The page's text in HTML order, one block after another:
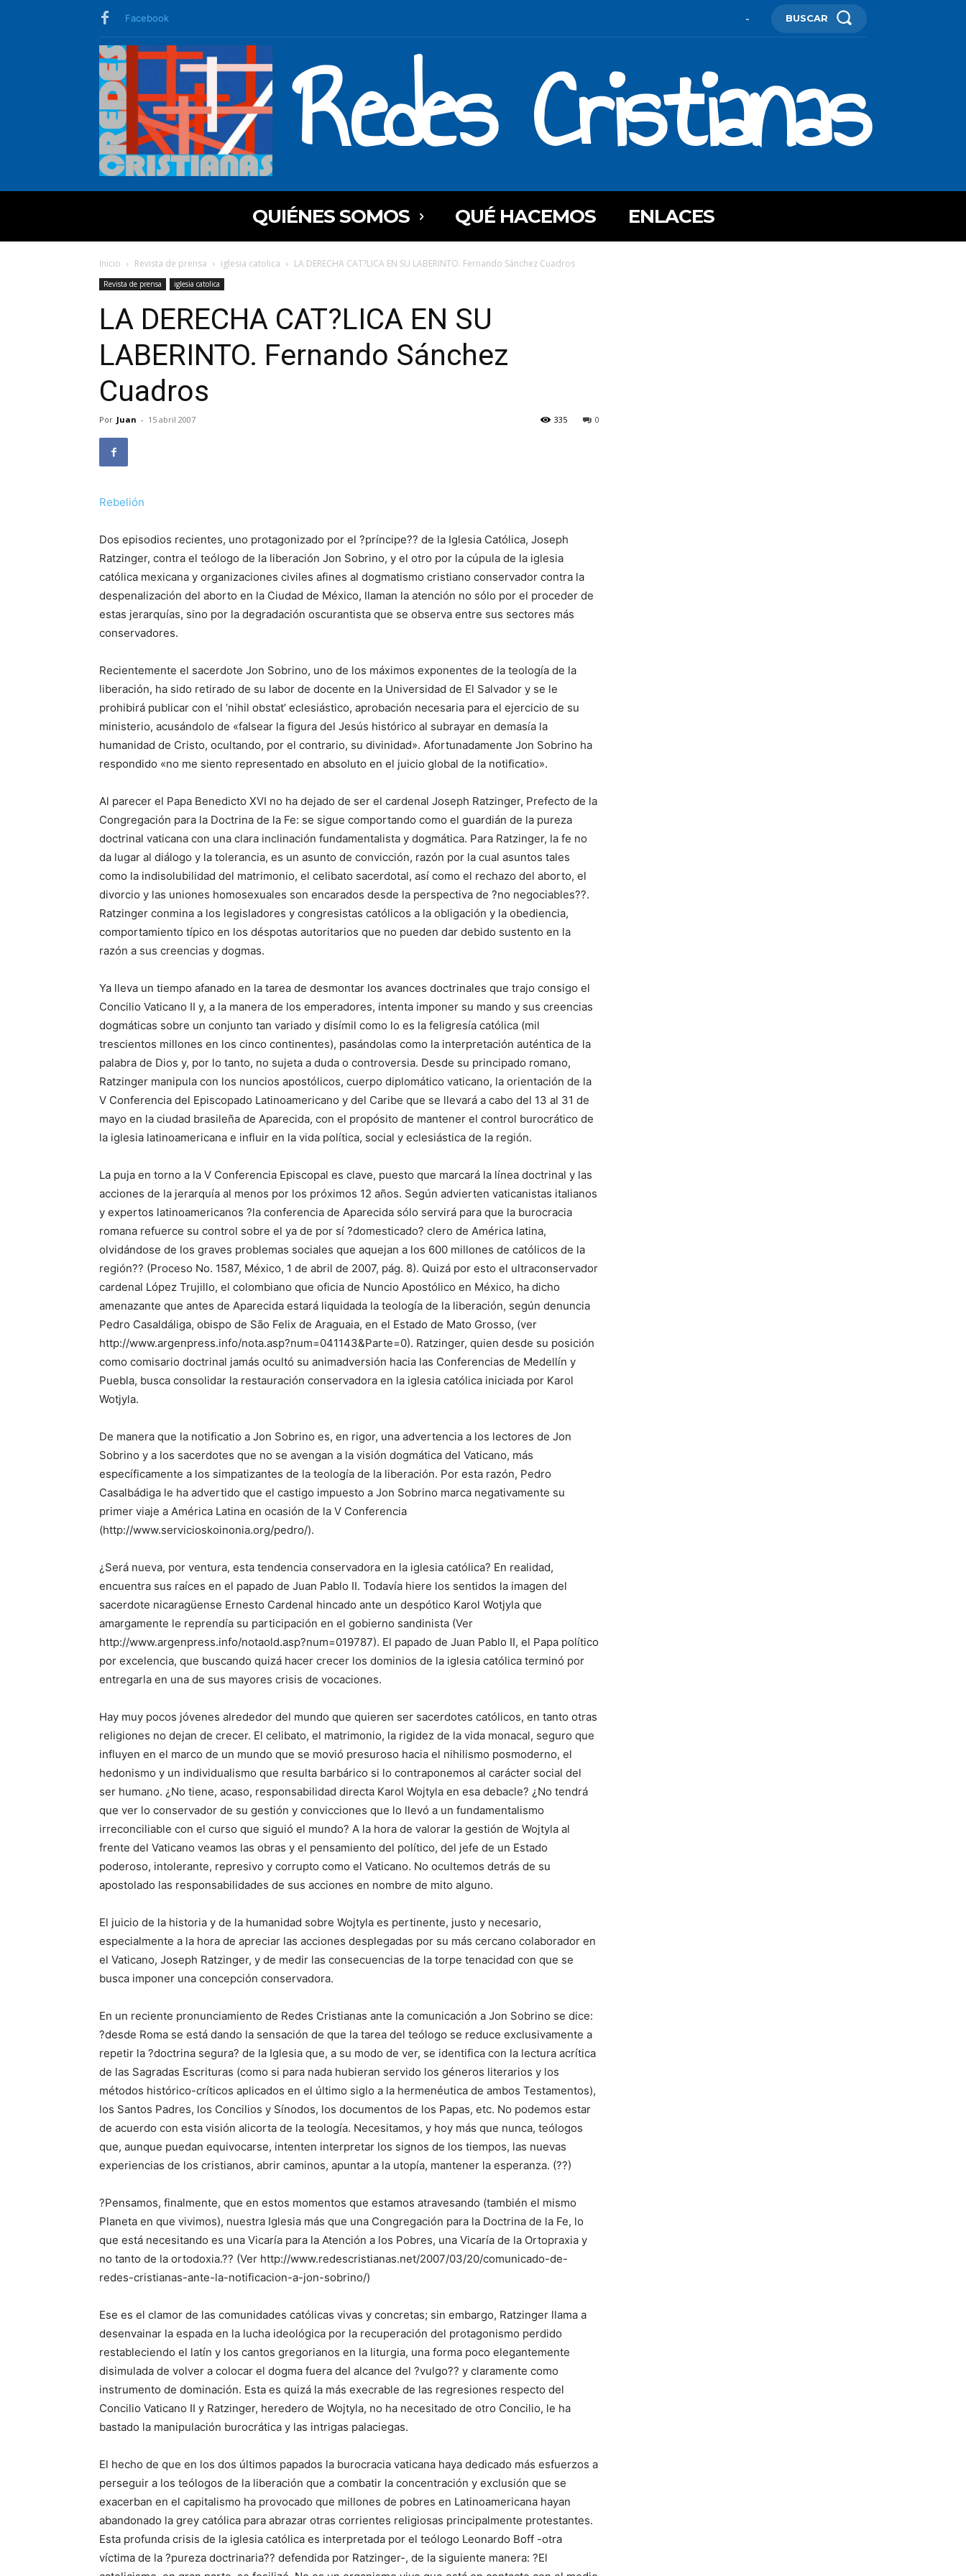
Facebook - BUSCAR
Redes Cristianas
QUIÉNES SOMOS QUÉ HACEMOS ENLACES
Inicio Revista de prensa iglesia catolica LA DERECHA CAT?LICA EN SU LABERINTO. Fernando Sánchez Cuadros
Revista de prensa iglesia catolica
LA DERECHA CAT?LICA EN SU
LABERINTO. Fernando Sánchez
Cuadros
Por Juan - 15 abril 2007 0
335
Rebelión
Dos episodios recientes, uno protagonizado por el ?príncipe?? de la Iglesia Católica, Joseph
Ratzinger, contra el teólogo de la liberación Jon Sobrino, y el otro por la cúpula de la iglesia
católica mexicana y organizaciones civiles afines al dogmatismo cristiano conservador contra la
despenalización del aborto en la Ciudad de México, llaman la atención no sólo por el proceder de
estas jerarquías, sino por la degradación oscurantista que se observa entre sus sectores más
conservadores.
Recientemente el sacerdote Jon Sobrino, uno de los máximos exponentes de la teología de la
liberación, ha sido retirado de su labor de docente en la Universidad de El Salvador y se le
prohibirá publicar con el ‘nihil obstat’ eclesiástico, aprobación necesaria para el ejercicio de su
ministerio, acusándolo de «falsear la figura del Jesús histórico al subrayar en demasía la
humanidad de Cristo, ocultando, por el contrario, su divinidad». Afortunadamente Jon Sobrino ha
respondido «no me siento representado en absoluto en el juicio global de la notificatio».
Al parecer el Papa Benedicto XVI no ha dejado de ser el cardenal Joseph Ratzinger, Prefecto de la
Congregación para la Doctrina de la Fe: se sigue comportando como el guardián de la pureza
doctrinal vaticana con una clara inclinación fundamentalista y dogmática. Para Ratzinger, la fe no
da lugar al diálogo y la tolerancia, es un asunto de convicción, razón por la cual asuntos tales
como la indisolubilidad del matrimonio, el celibato sacerdotal, así como el rechazo del aborto, el
divorcio y las uniones homosexuales son encarados desde la perspectiva de ?no negociables??.
Ratzinger conmina a los legisladores y congresistas católicos a la obligación y la obediencia,
comportamiento típico en los déspotas autoritarios que no pueden dar debido sustento en la
razón a sus creencias y dogmas.
Ya lleva un tiempo afanado en la tarea de desmontar los avances doctrinales que trajo consigo el
Concilio Vaticano II y, a la manera de los emperadores, intenta imponer su mando y sus creencias
dogmáticas sobre un conjunto tan variado y disímil como lo es la feligresía católica (mil
trescientos millones en los cinco continentes), pasándolas como la interpretación auténtica de la
palabra de Dios y, por lo tanto, no sujeta a duda o controversia. Desde su principado romano,
Ratzinger manipula con los nuncios apostólicos, cuerpo diplomático vaticano, la orientación de la
V Conferencia del Episcopado Latinoamericano y del Caribe que se llevará a cabo del 13 al 31 de
mayo en la ciudad brasileña de Aparecida, con el propósito de mantener el control burocrático de
la iglesia latinoamericana e influir en la vida política, social y eclesiástica de la región.
La puja en torno a la V Conferencia Episcopal es clave, puesto que marcará la línea doctrinal y las
acciones de la jerarquía al menos por los próximos 12 años. Según advierten vaticanistas italianos
y expertos latinoamericanos ?la conferencia de Aparecida sólo servirá para que la burocracia
romana refuerce su control sobre el ya de por sí ?domesticado? clero de América latina,
olvidándose de los graves problemas sociales que aquejan a los 600 millones de católicos de la
región?? (Proceso No. 1587, México, 1 de abril de 2007, pág. 8). Quizá por esto el ultraconservador
cardenal López Trujillo, el colombiano que oficia de Nuncio Apostólico en México, ha dicho
amenazante que antes de Aparecida estará liquidada la teología de la liberación, según denuncia
Pedro Casaldáliga, obispo de São Felix de Araguaia, en el Estado de Mato Grosso, (ver
http://www.argenpress.info/nota.asp?num=041143&Parte=0). Ratzinger, quien desde su posición
como comisario doctrinal jamás ocultó su animadversión hacia las Conferencias de Medellín y
Puebla, busca consolidar la restauración conservadora en la iglesia católica iniciada por Karol
Wotjyla.
De manera que la notificatio a Jon Sobrino es, en rigor, una advertencia a los lectores de Jon
Sobrino y a los sacerdotes que no se avengan a la visión dogmática del Vaticano, más
específicamente a los simpatizantes de la teología de la liberación. Por esta razón, Pedro
Casalbádiga le ha advertido que el castigo impuesto a Jon Sobrino marca negativamente su
primer viaje a América Latina en ocasión de la V Conferencia
(http://www.servicioskoinonia.org/pedro/).
¿Será nueva, por ventura, esta tendencia conservadora en la iglesia católica? En realidad,
encuentra sus raíces en el papado de Juan Pablo II. Todavía hiere los sentidos la imagen del
sacerdote nicaragüense Ernesto Cardenal hincado ante un despótico Karol Wotjyla que
amargamente le reprendía su participación en el gobierno sandinista (Ver
http://www.argenpress.info/notaold.asp?num=019787). El papado de Juan Pablo II, el Papa político
por excelencia, que buscando quizá hacer crecer los dominios de la iglesia católica terminó por
entregarla en una de sus mayores crisis de vocaciones.
Hay muy pocos jóvenes alrededor del mundo que quieren ser sacerdotes católicos, en tanto otras
religiones no dejan de crecer. El celibato, el matrimonio, la rigidez de la vida monacal, seguro que
influyen en el marco de un mundo que se movió presuroso hacia el nihilismo posmoderno, el
hedonismo y un individualismo que resulta barbárico si lo contraponemos al carácter social del
ser humano. ¿No tiene, acaso, responsabilidad directa Karol Wojtyla en esa debacle? ¿No tendrá
que ver lo conservador de su gestión y convicciones que lo llevó a un fundamentalismo
irreconciliable con el curso que siguió el mundo? A la hora de valorar la gestión de Wojtyla al
frente del Vaticano veamos las obras y el pensamiento del político, del jefe de un Estado
poderoso, intolerante, represivo y corrupto como el Vaticano. No ocultemos detrás de su
apostolado las responsabilidades de sus acciones en nombre de mito alguno.
El juicio de la historia y de la humanidad sobre Wojtyla es pertinente, justo y necesario,
especialmente a la hora de apreciar las acciones desplegadas por su más cercano colaborador en
el Vaticano, Joseph Ratzinger, y de medir las consecuencias de la torpe tenacidad con que se
busca imponer una concepción conservadora.
En un reciente pronunciamiento de Redes Cristianas ante la comunicación a Jon Sobrino se dice:
?desde Roma se está dando la sensación de que la tarea del teólogo se reduce exclusivamente a
repetir la ?doctrina segura? de la Iglesia que, a su modo de ver, se identifica con la lectura acrítica
de las Sagradas Escrituras (como si para nada hubieran servido los géneros literarios y los
métodos histórico-críticos aplicados en el último siglo a la hermenéutica de ambos Testamentos),
los Santos Padres, los Concilios y Sínodos, los documentos de los Papas, etc. No podemos estar
de acuerdo con esta visión alicorta de la teología. Necesitamos, y hoy más que nunca, teólogos
que, aunque puedan equivocarse, intenten interpretar los signos de los tiempos, las nuevas
experiencias de los cristianos, abrir caminos, apuntar a la utopía, mantener la esperanza. (??)
?Pensamos, finalmente, que en estos momentos que estamos atravesando (también el mismo
Planeta en que vivimos), nuestra Iglesia más que una Congregación para la Doctrina de la Fe, lo
que está necesitando es una Vicaría para la Atención a los Pobres, una Vicaría de la Ortopraxia y
no tanto de la ortodoxia.?? (Ver http://www.redescristianas.net/2007/03/20/comunicado-de-
redes-cristianas-ante-la-notificacion-a-jon-sobrino/)
Ese es el clamor de las comunidades católicas vivas y concretas; sin embargo, Ratzinger llama a
desenvainar la espada en la lucha ideológica por la recuperación del protagonismo perdido
restableciendo el latín y los cantos gregorianos en la liturgia, una forma poco elegantemente
disimulada de volver a colocar el dogma fuera del alcance del ?vulgo?? y claramente como
instrumento de dominación. Esta es quizá la más execrable de las regresiones respecto del
Concilio Vaticano II y Ratzinger, heredero de Wojtyla, no ha necesitado de otro Concilio, le ha
bastado la manipulación burocrática y las intrigas palaciegas.
El hecho de que en los dos últimos papados la burocracia vaticana haya dedicado más esfuerzos a
perseguir a los teólogos de la liberación que a combatir la concentración y exclusión que se
exacerban en el capitalismo ha provocado que millones de pobres en Latinoamericana hayan
abandonado la grey católica para abrazar otras corrientes religiosas principalmente protestantes.
Esta profunda crisis de la iglesia católica es interpretada por el teólogo Leonardo Boff -otra
víctima de la ?pureza doctrinaria?? defendida por Ratzinger-, de la siguiente manera: ?El